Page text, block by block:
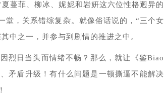
蔓菲、柳冰、妮妮和岩妍这六位性格迥异的
堂，关系错综复杂。就像俗话说的，“三个女
中之一，并参与到剧情的推进之中。
烈日当头而情绪不畅？那么，就让《鉴Biao
矛盾升级！有什么问题是一顿撕逼不能解决